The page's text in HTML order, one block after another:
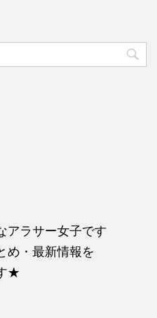
アラサー女子です
め・最新情報を
★